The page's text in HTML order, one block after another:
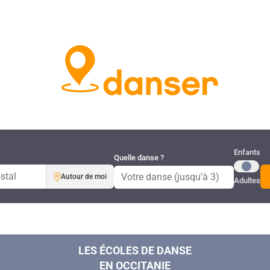
Autour de moi
Quelle danse ?
Enfants
Adultes
LES ÉCOLES DE DANSE
EN OCCITANIE